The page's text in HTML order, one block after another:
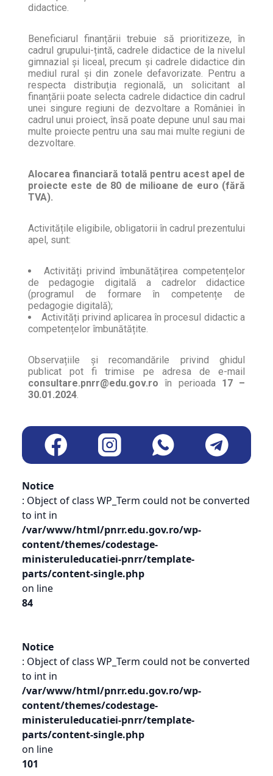
didactice.
Beneficiarul finanțării trebuie să prioritizeze, în
cadrul grupului-țintă, cadrele didactice de la nivelul
gimnazial și liceal, precum și cadrele didactice din
mediul rural și din zonele defavorizate. Pentru a
respecta distribuția regională, un solicitant al
finanțării poate selecta cadrele didactice din cadrul
unei singure regiuni de dezvoltare a României în
cadrul unui proiect, însă poate depune unul sau mai
multe proiecte pentru una sau mai multe regiuni de
dezvoltare.
Alocarea financiară totală pentru acest apel de
proiecte este de 80 de milioane de euro (fără
TVA).
Activitățile eligibile, obligatorii în cadrul prezentului
apel, sunt:
Activități privind îmbunătățirea competențelor
de pedagogie digitală a cadrelor didactice
(programul de formare în competențe de
pedagogie digitală);
Activități privind aplicarea în procesul didactic a
competențelor îmbunătățite.
Observațiile și recomandările privind ghidul
publicat pot fi trimise pe adresa de e-mail
consultare.pnrr@edu.gov.ro în perioada 17 –
30.01.2024.
Notice
: Object of class WP_Term could not be converted
to int in
/var/www/html/pnrr.edu.gov.ro/wp-
content/themes/codestage-
ministeruleducatiei-pnrr/template-
parts/content-single.php
on line
84
Notice
: Object of class WP_Term could not be converted
to int in
/var/www/html/pnrr.edu.gov.ro/wp-
content/themes/codestage-
ministeruleducatiei-pnrr/template-
parts/content-single.php
on line
101